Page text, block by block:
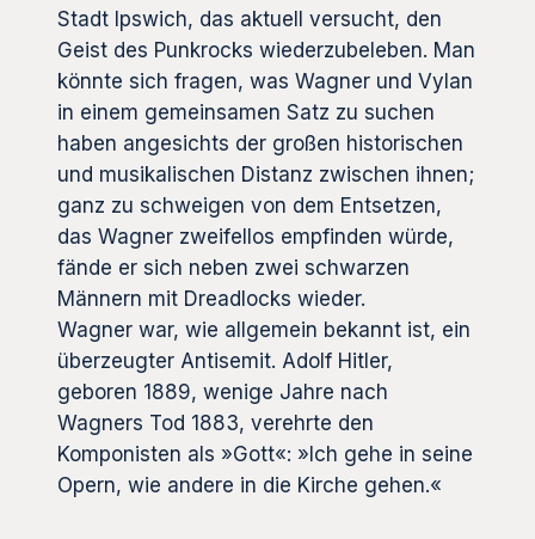
Stadt Ipswich, das aktuell versucht, den
Geist des Punkrocks wiederzubeleben. Man
könnte sich fragen, was Wagner und Vylan
in einem gemeinsamen Satz zu suchen
haben angesichts der großen historischen
und musikalischen Distanz zwischen ihnen;
ganz zu schweigen von dem Entsetzen,
das Wagner zweifellos empfinden würde,
fände er sich neben zwei schwarzen
Männern mit Dreadlocks wieder.
Wagner war, wie allgemein bekannt ist, ein
überzeugter Antisemit. Adolf Hitler,
geboren 1889, wenige Jahre nach
Wagners Tod 1883, verehrte den
Komponisten als »Gott«: »Ich gehe in seine
Opern, wie andere in die Kirche gehen.«